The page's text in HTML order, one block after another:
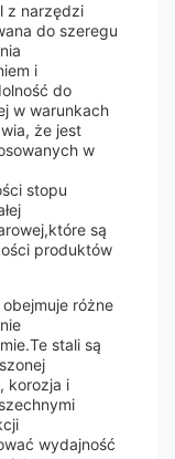
z narzędzi
do szeregu
i
do
w warunkach
że jest
w
stopu
są
produktów
różne
stali są
korozja i
wydajność